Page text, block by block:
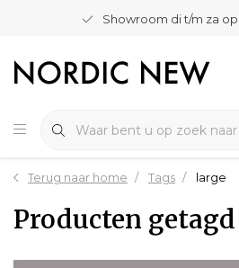
Showroom di t/m za
Terug naar home Tags large
Producten